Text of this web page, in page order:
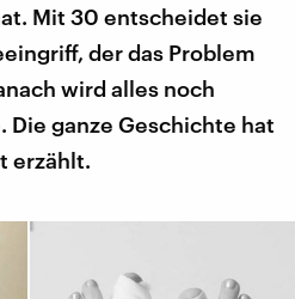
Mit 30 entscheidet sie
der das Problem
wird alles noch
Die ganze Geschichte hat
erzählt.